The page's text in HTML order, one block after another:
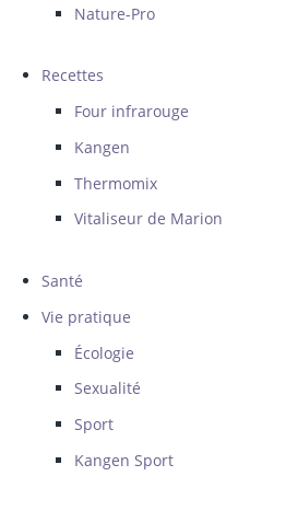
Nature-Pro
Recettes
Four infrarouge
Kangen
Thermomix
Vitaliseur de Marion
Santé
Vie pratique
Écologie
Sexualité
Sport
Kangen Sport